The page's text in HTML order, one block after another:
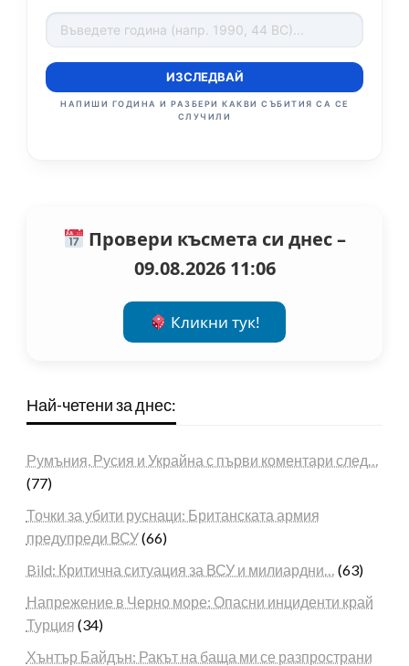
ИЗСЛЕДВАЙ
НАПИШИ ГОДИНА И РАЗБЕРИ КАКВИ СЪБИТИЯ СА СЕ
СЛУЧИЛИ
Провери късмета си днес –
09.08.2026 11:06
Кликни тук!
Най-четени за днес:
Румъния, Русия и Украйна с първи коментари след…
(77)
Точки за убити руснаци: Британската армия
предупреди ВСУ(66)
Bild: Критична ситуация за ВСУ и милиардни… (63)
Напрежение в Черно море: Опасни инциденти край
Турция (34)
Хънтър Байдън: Ракът на баща ми се разпространи